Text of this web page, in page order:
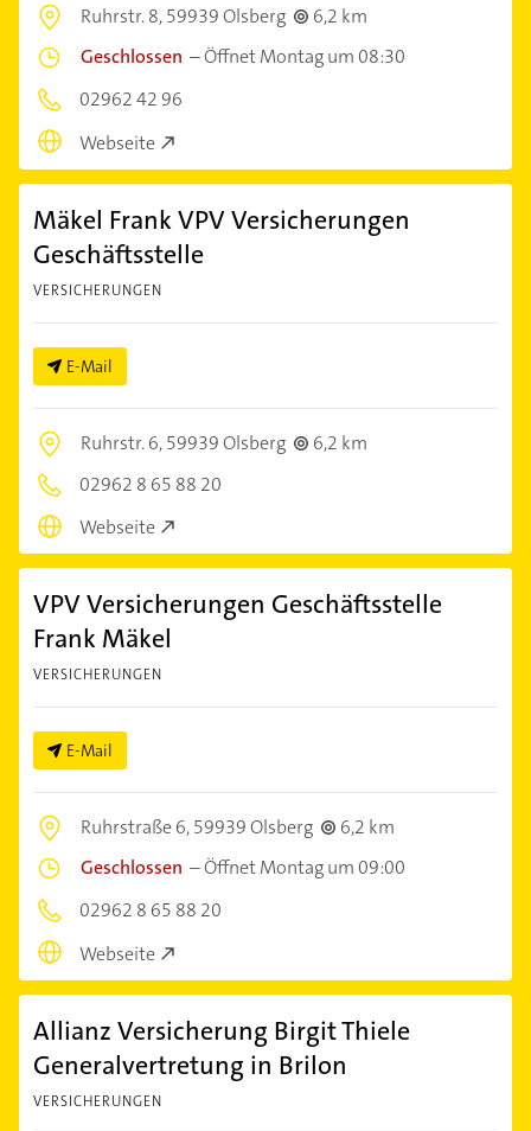
Ruhrstr. 8,59939 Olsberg
6,2 km
Geschlossen –Öffnet Montag um 08:30
02962 42 96
Webseite
Mäkel Frank VPV Versicherungen
Geschäftsstelle
VERSICHERUNGEN
E-Mail
Ruhrstr. 6,59939 Olsberg
6,2 km
02962 8 65 88 20
Webseite
VPV Versicherungen Geschäftsstelle
Frank Mäkel
VERSICHERUNGEN
E-Mail
Ruhrstraße 6,59939 Olsberg
6,2 km
Geschlossen –Öffnet Montag um 09:00
02962 8 65 88 20
Webseite
Allianz Versicherung Birgit Thiele
Generalvertretung in Brilon
VERSICHERUNGEN